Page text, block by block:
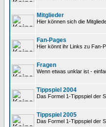
Mitglieder
Hier können sich die
Fan-Pages
Hier könnt ihr Links zu Fan-
Fragen
Wenn etwas unklar ist -
Tippspiel 2004
Das Formel 1-Tippspiel der
Tippspiel 2005
Das Formel 1-Tippspiel der